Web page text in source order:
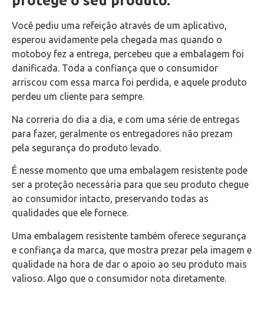
Você pediu uma refeição através de um aplicativo,
esperou avidamente pela chegada mas quando o
motoboy fez a entrega, percebeu que a embalagem foi
danificada. Toda a confiança que o consumidor
arriscou com essa marca foi perdida, e aquele produto
perdeu um cliente para sempre.
Na correria do dia a dia, e com uma série de entregas
para fazer, geralmente os entregadores não prezam
pela segurança do produto levado.
É nesse momento que uma embalagem resistente pode
ser a proteção necessária para que seu produto chegue
ao consumidor intacto, preservando todas as
qualidades que ele fornece.
Uma embalagem resistente também oferece segurança
e confiança da marca, que mostra prezar pela imagem e
qualidade na hora de dar o apoio ao seu produto mais
valioso. Algo que o consumidor nota diretamente.